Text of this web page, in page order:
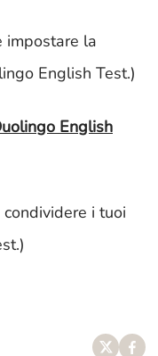
impostare la
English Test.)
English
i tuoi